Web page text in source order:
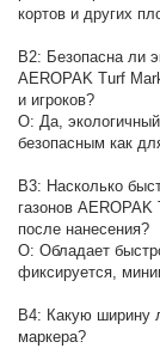
кортов и других
В2: Безопасна ли
AEROPAK Turf
и игроков?
О: Да,
безопасным как
В3: Насколько
газонов
после нанесения?
О: Обладает
фиксируется,
В4: Какую ширину
маркера?